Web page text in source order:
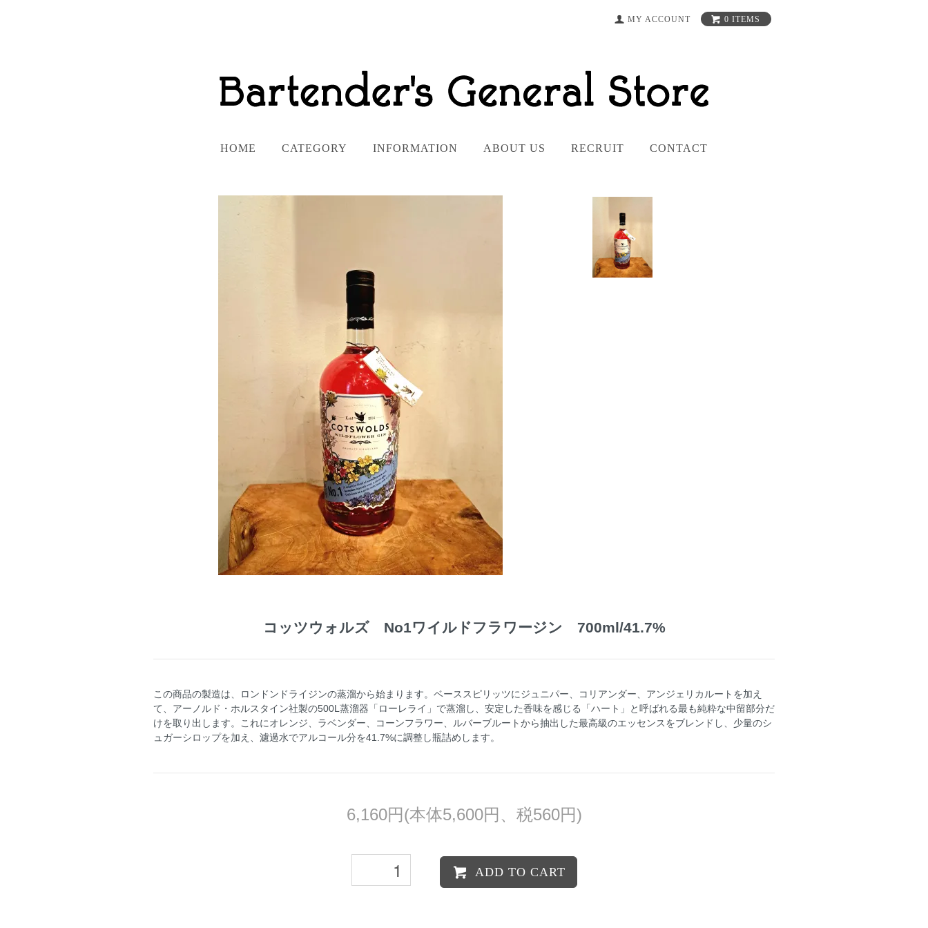
MY ACCOUNT 0 ITEMS
HOME CATEGORY INFORMATION ABOUT US RECRUIT CONTACT
コッツウォルズ No1ワイルドフラワージン 700ml/41.7%
この商品の製造は、ロンドンドライジンの蒸溜から始まります。ベーススピリッツにジュニパー、コリアンダー、アンジェリカルートを加え
て、アーノルド・ホルスタイン社製の500L蒸溜器「ローレライ」で蒸溜し、安定した香味を感じる「ハート」と呼ばれる最も純粋な中留部分だ
けを取り出します。これにオレンジ、ラベンダー、コーンフラワー、ルバーブルートから抽出した最高級のエッセンスをブレンドし、少量のシ
ュガーシロップを加え、濾過水でアルコール分を41.7%に調整し瓶詰めします。
6,160円(本体5,600円、税560円)
ADD TO CART